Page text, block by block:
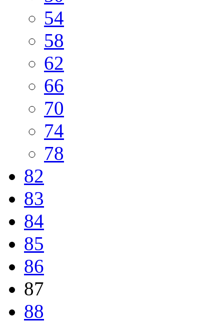
54
58
62
66
70
74
78
82
83
84
85
86
87
88